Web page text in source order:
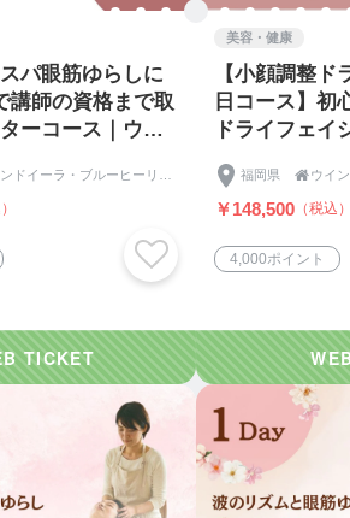
ヒーリングです。
第6、第７チャクラが頭部に存在
ものである高次元とつながり、エ
それらのエネルギーの影響を受け
すことで、頭部から全身への気の
のです。
身の浄化を促します。また、振動
能の目覚めも期待できます。
インのたるみ）、後頭葉（視覚情
達、魂の進化、永遠の美しさ)を活
いばかりでなく、深い海の底へ沈
後は、心身ともに爽快感が得られ
パ眼筋ゆらしに
講師の資格まで取
ーコース｜ウイ
スターインスト
美容・健康
【小顔調整ド
日コース】初
ドライフェイ
をしたままフ
ンのプラスα
ンドイーラ・
福岡県 
￥148,500 （税込）
4,000ポイント